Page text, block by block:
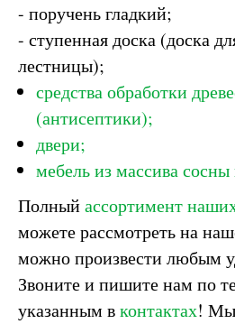
- поручень гладкий;
- ступенная доска (доска
лестницы);
средства обработки
(антисептики);
двери;
мебель из массива
Полныйассортимент
можете рассмотреть на
можно произвести любым
Звоните и пишите нам по
указанным вконтактах! Мы